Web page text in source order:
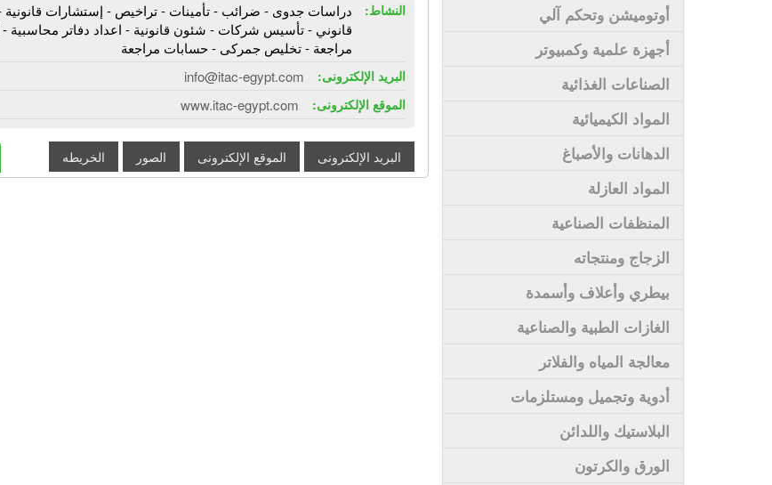
أوتوميشن وتحكم آلي
أجهزة علمية وكمبيوتر
الصناعات الغذائية
المواد الكيميائية
الدهانات والأصباغ
المواد العازلة
المنظفات الصناعية
الزجاج ومنتجاته
بيطري وأعلاف وأسمدة
الغازات الطبية والصناعية
معالجة المياه والفلاتر
أدوية وتجميل ومستلزمات
البلاستيك واللدائن
الورق والكرتون
النشاط:
دراسات جدوى - ضرائب - تأمينات - تراخيص - إستشارات
قانوني - تأسيس شركات - شئون قانونية - اعداد دفاتر محاسبية
مراجعة - تخليص جمركى - حسابات مراجعة
البريد الإلكترونى: info@itac-egypt.com
الموقع الإلكترونى: www.itac-egypt.com
البريد الإلكترونى الموقع الإلكترونى الصور الخريطه